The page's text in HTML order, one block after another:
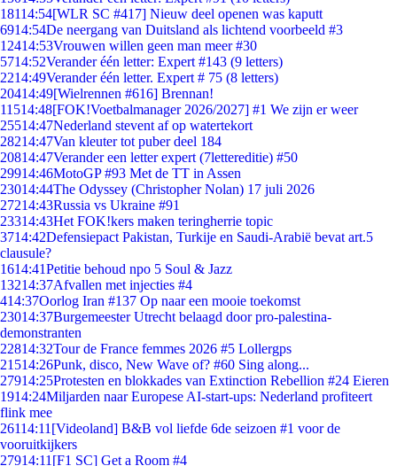
18114:54[WLR SC #417] Nieuw deel openen was kaputt
6914:54De neergang van Duitsland als lichtend voorbeeld #3
12414:53Vrouwen willen geen man meer #30
5714:52Verander één letter: Expert #143 (9 letters)
2214:49Verander één letter. Expert # 75 (8 letters)
20414:49[Wielrennen #616] Brennan!
11514:48[FOK!Voetbalmanager 2026/2027] #1 We zijn er weer
25514:47Nederland stevent af op watertekort
28214:47Van kleuter tot puber deel 184
20814:47Verander een letter expert (7lettereditie) #50
29914:46MotoGP #93 Met de TT in Assen
23014:44The Odyssey (Christopher Nolan) 17 juli 2026
27214:43Russia vs Ukraine #91
23314:43Het FOK!kers maken teringherrie topic
3714:42Defensiepact Pakistan, Turkije en Saudi-Arabië bevat art.5
clausule?
1614:41Petitie behoud npo 5 Soul & Jazz
13214:37Afvallen met injecties #4
414:37Oorlog Iran #137 Op naar een mooie toekomst
23014:37Burgemeester Utrecht belaagd door pro-palestina-
demonstranten
22814:32Tour de France femmes 2026 #5 Lollergps
21514:26Punk, disco, New Wave of? #60 Sing along...
27914:25Protesten en blokkades van Extinction Rebellion #24 Eieren
1914:24Miljarden naar Europese AI-start-ups: Nederland profiteert
flink mee
26114:11 [Videoland] B&B vol liefde 6de seizoen #1 voor de
vooruitkijkers
27914:11 [F1 SC] Get a Room #4